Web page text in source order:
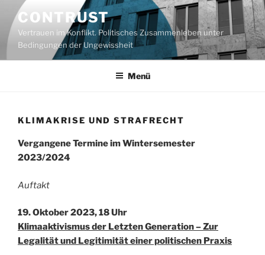
Inhalt
springen
CONTRUST
Vertrauen im Konflikt. Politisches Zusammenleben unter
Bedingungen der Ungewissheit
Menü
KLIMAKRISE UND STRAFRECHT
Vergangene Termine im Wintersemester
2023/2024
Auftakt
19. Oktober 2023, 18 Uhr
Klimaaktivismus der Letzten Generation – Zur
Legalität und Legitimität einer politischen Praxis